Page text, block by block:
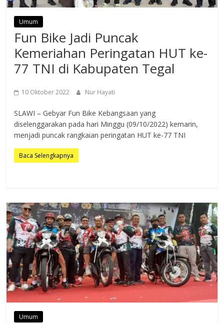
Umum
Fun Bike Jadi Puncak
Kemeriahan Peringatan HUT ke-
77 TNI di Kabupaten Tegal
10 Oktober 2022 Nur Hayati
SLAWI – Gebyar Fun Bike Kebangsaan yang
diselenggarakan pada hari Minggu (09/10/2022) kemarin,
menjadi puncak rangkaian peringatan HUT ke-77 TNI
Baca Selengkapnya
Umum